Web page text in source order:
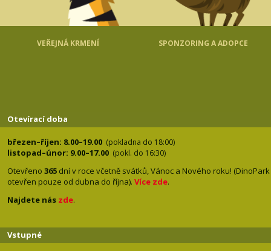
VEŘEJNÁ KRMENÍ SPONZORING A ADOPCE
Otevírací doba
březen–říjen: 8.00–19.00 (pokladna do 18:00)
listopad–únor: 9.00–17.00 (pokl. do 16:30)
Otevřeno 365 dní v roce včetně svátků, Vánoc a Nového roku! (DinoPark
otevřen pouze od dubna do října). Více zde.
Najdete nás zde.
Vstupné